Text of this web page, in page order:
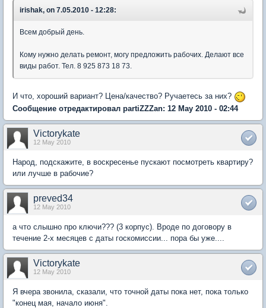
irishak, on 7.05.2010 - 12:28:
Всем добрый день.
Кому нужно делать ремонт, могу предложить рабочих. Делают все
виды работ. Тел. 8 925 873 18 73.
И что, хороший вариант? Цена/качество? Ручаетесь за них?
Сообщение отредактировал partiZZZan: 12 May 2010 - 02:44
Victorykate
12 May 2010
Народ, подскажите, в воскресенье пускают посмотреть квартиру?
или лучше в рабочие?
preved34
12 May 2010
а что слышно про ключи??? (3 корпус). Вроде по договору в
течение 2-х месяцев с даты госкомиссии... пора бы уже....
Victorykate
12 May 2010
Я вчера звонила, сказали, что точной даты пока нет, пока только
"конец мая, начало июня".